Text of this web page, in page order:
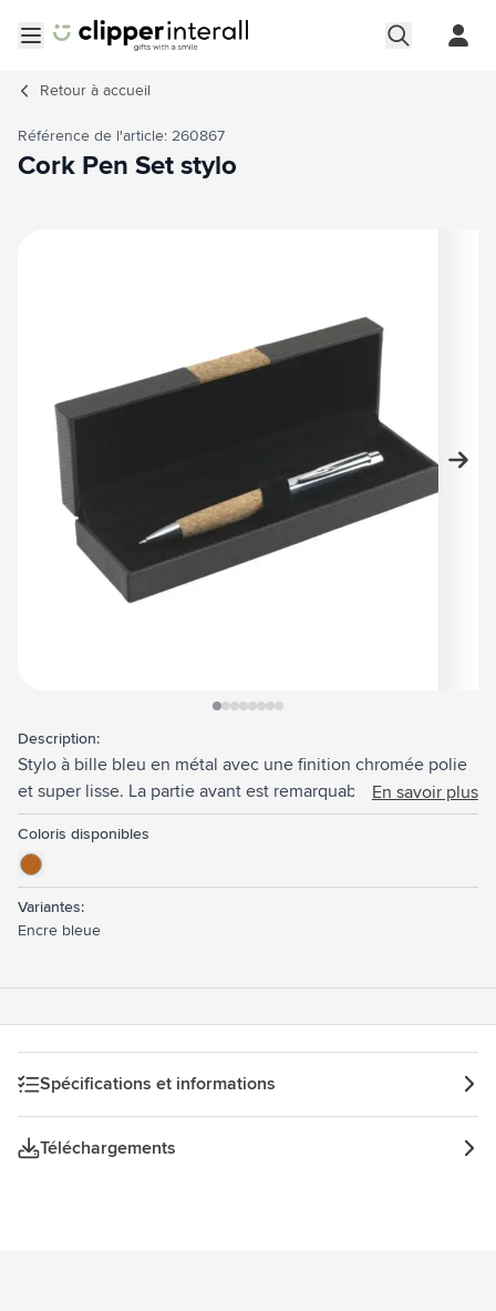
Retour à accueil
Référence de l'article: 260867
Cork Pen Set stylo
Description:
Stylo à bille bleu en métal avec une finition chromée polie
et super lisse. La partie avant est remarquablement bien
finie avec du liège. Le stylo est équipé d'un système de clic
pivotant. Emballage individuel dans un coffret assorti avec
une accent de liège. Un ensemble étonnamment chic.
En savoir plus
Coloris disponibles
Variantes:
Encre bleue
Spécifications et informations
Téléchargements